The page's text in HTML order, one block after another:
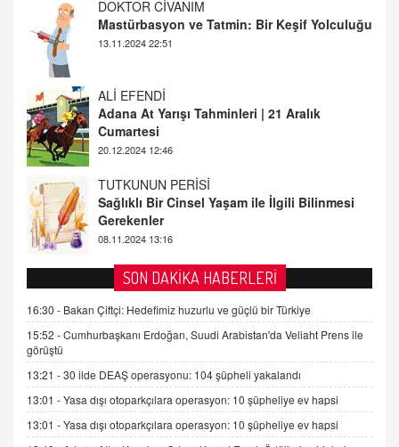
ALİ EFENDİ
Adana At Yarışı Tahminleri | 21 Aralık
Cumartesi
TUTKUNUN PERİSİ
Sağlıklı Bir Cinsel Yaşam ile İlgili Bilinmesi
Gerekenler
08.11.2024 13:16
FARUK ÖNALAN
Tezkere Onaylanmasaydı…
2 Kasım 2021 Salı 00:11
AV. DOĞAN CAN DOĞAN
Kişisel verilerin korunması ve dijital hukukun
gelişimi
15.09.2025 16:17
SEHER EREK
Kış Ayları Geldi, Hangi Önlemler Alınmalı?
9.12.2025 10:11
SON DAKİKA HABERLERİ
16:30 - Bakan Çiftçi: Hedefimiz huzurlu ve güçlü bir Türkiye
15:52 -Cumhurbaşkanı Erdoğan, Suudi Arabistan'da Veliaht Prens ile
görüştü
13:21 -30 ilde DEAŞ operasyonu: 104 şüpheli yakalandı
13:01 -Yasa dışı otoparkçılara operasyon: 10 şüpheliye ev hapsi
13:01 -Yasa dışı otoparkçılara operasyon: 10 şüpheliye ev hapsi